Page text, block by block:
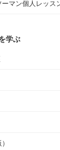
マン個人レッス
学ぶ